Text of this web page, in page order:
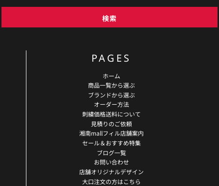
検索
PAGES
ホーム
商品一覧から選ぶ
ブランドから選ぶ
オーダー方法
刺繍価格送料について
見積りのご依頼
湘南mallフィル店舗案内
セール＆おすすめ特集
ブログ一覧
お問い合わせ
店舗オリジナルデザイン
大口注文の方はこちら